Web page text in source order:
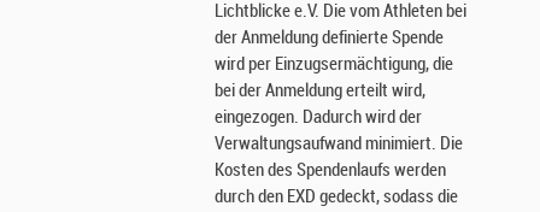
Lichtblicke e.V. Die vom Athleten bei
der Anmeldung definierte Spende
wird per Einzugsermächtigung, die
bei der Anmeldung erteilt wird,
eingezogen. Dadurch wird der
Verwaltungsaufwand minimiert. Die
Kosten des Spendenlaufs werden
durch den EXD gedeckt, sodass die